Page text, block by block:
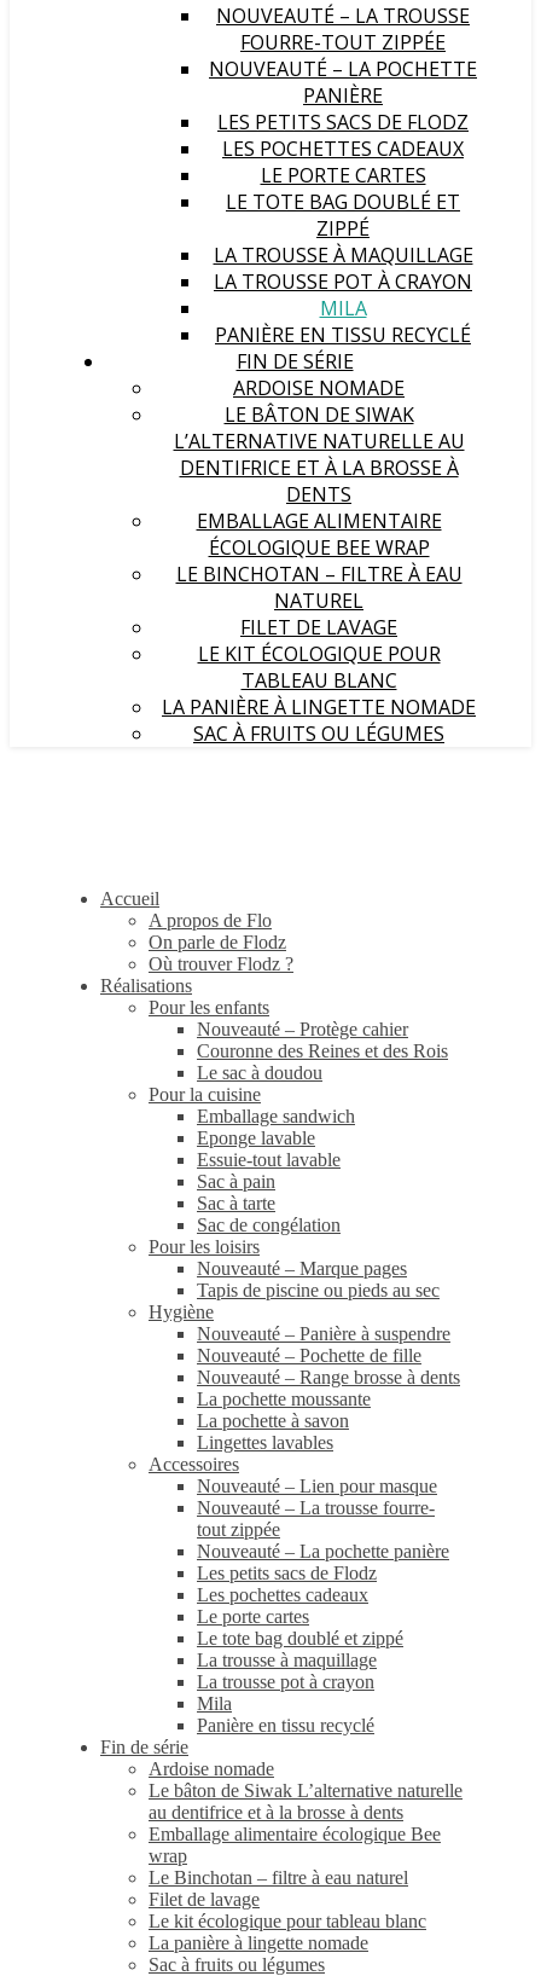
NOUVEAUTÉ – LA TROUSSE
FOURRE-TOUT ZIPPÉE
NOUVEAUTÉ – LA POCHETTE
PANIÈRE
LES PETITS SACS DE FLODZ
LES POCHETTES CADEAUX
LE PORTE CARTES
LE TOTE BAG DOUBLÉ ET
ZIPPÉ
LA TROUSSE À MAQUILLAGE
LA TROUSSE POT À CRAYON
MILA
PANIÈRE EN TISSU RECYCLÉ
FIN DE SÉRIE
ARDOISE NOMADE
LE BÂTON DE SIWAK
L’ALTERNATIVE NATURELLE AU
DENTIFRICE ET À LA BROSSE À
DENTS
EMBALLAGE ALIMENTAIRE
ÉCOLOGIQUE BEE WRAP
LE BINCHOTAN – FILTRE À EAU
NATUREL
FILET DE LAVAGE
LE KIT ÉCOLOGIQUE POUR
TABLEAU BLANC
LA PANIÈRE À LINGETTE NOMADE
SAC À FRUITS OU LÉGUMES
Accueil
A propos de Flo
On parle de Flodz
Où trouver Flodz ?
Réalisations
Pour les enfants
Nouveauté – Protège cahier
Couronne des Reines et des Rois
Le sac à doudou
Pour la cuisine
Emballage sandwich
Eponge lavable
Essuie-tout lavable
Sac à pain
Sac à tarte
Sac de congélation
Pour les loisirs
Nouveauté – Marque pages
Tapis de piscine ou pieds au sec
Hygiène
Nouveauté – Panière à suspendre
Nouveauté – Pochette de fille
Nouveauté – Range brosse à dents
La pochette moussante
La pochette à savon
Lingettes lavables
Accessoires
Nouveauté – Lien pour masque
Nouveauté – La trousse fourre-
tout zippée
Nouveauté – La pochette panière
Les petits sacs de Flodz
Les pochettes cadeaux
Le porte cartes
Le tote bag doublé et zippé
La trousse à maquillage
La trousse pot à crayon
Mila
Panière en tissu recyclé
Fin de série
Ardoise nomade
Le bâton de Siwak L’alternative naturelle
au dentifrice et à la brosse à dents
Emballage alimentaire écologique Bee
wrap
Le Binchotan – filtre à eau naturel
Filet de lavage
Le kit écologique pour tableau blanc
La panière à lingette nomade
Sac à fruits ou légumes